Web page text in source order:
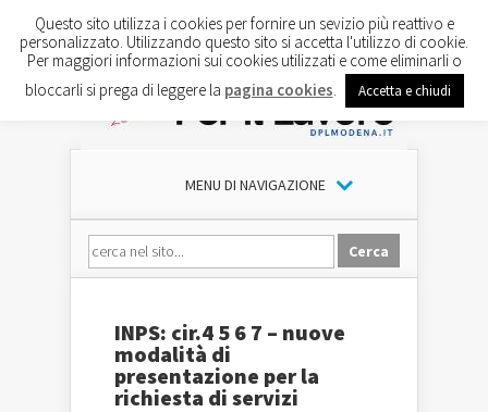
MENU DI NAVIGAZIONE
INPS: cir.4 5 6 7 – nuove
modalità di
presentazione per la
richiesta di servizi
Questo sito utilizza i cookies per fornire un sevizio più reattivo e
personalizzato. Utilizzando questo sito si accetta l'utilizzo di cookie.
Per maggiori informazioni sui cookies utilizzati e come eliminarli o
bloccarli si prega di leggere la pagina cookies Accetta e chiudi